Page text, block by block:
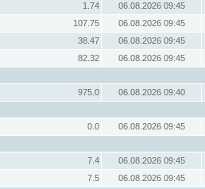
1.74
06.08.2026 09:45
107.75
06.08.2026 09:45
38.47
06.08.2026 09:45
82.32
06.08.2026 09:45
975.0
06.08.2026 09:40
0.0
06.08.2026 09:45
7.4
06.08.2026 09:45
7.5
06.08.2026 09:45